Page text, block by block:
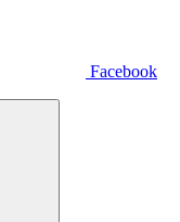
Facebook